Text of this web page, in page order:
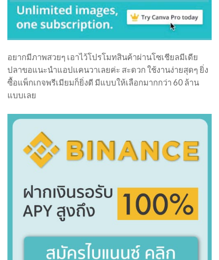
อยากมีภาพสวยๆ เอาไว้โปรโมทสินค้าผ่านโซเชียลมีเดีย
ปลาขอแนะนำแอปแคนวาเลยค่ะ สะดวก ใช้งานง่ายสุดๆ ยิ่ง
ซื้อแพ็กเกจพรีเมียมก็ยิ่งดี มีแบบให้เลือกมากกว่า 60 ล้าน
แบบเลย